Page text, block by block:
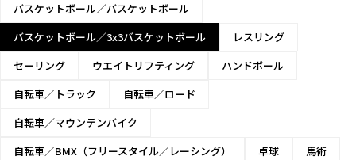
バスケットボール／バスケットボール
バスケットボール／3x3バスケットボール
レスリング
セーリング
ウエイトリフティング
ハンドボール
自転車／トラック
自転車／ロード
自転車／マウンテンバイク
自転車／BMX（フリースタイル／レーシング）
卓球
馬術